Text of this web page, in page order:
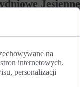
Jesienne
W
punktem
ponad
znalazła
na
internetowych.
personalizacji